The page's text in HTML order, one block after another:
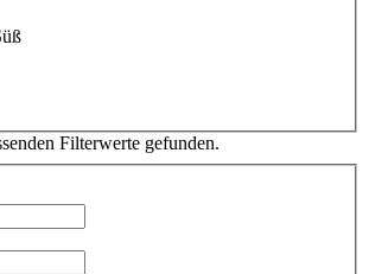
Filterwerte gefunden.